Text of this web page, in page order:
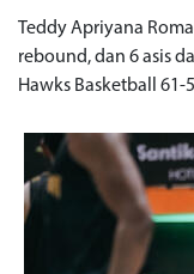
Teddy Apriyana
rebound, dan 6 asis
Hawks Basketball 61-